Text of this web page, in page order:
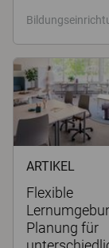
ARTIKEL
Flexible
Planung für